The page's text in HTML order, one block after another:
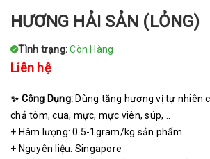
HƯƠNG HẢI SẢN (LỎNG)
Tình trạng:Còn Hàng
Liên hệ
✨ Công Dụng: Dùng tăng hương vị tự nhiên
chả tôm, cua, mực, mực viên, súp, ..
+ Hàm lượng: 0.5-1gram/kg sản phẩm
+ Nguyên liệu: Singapore